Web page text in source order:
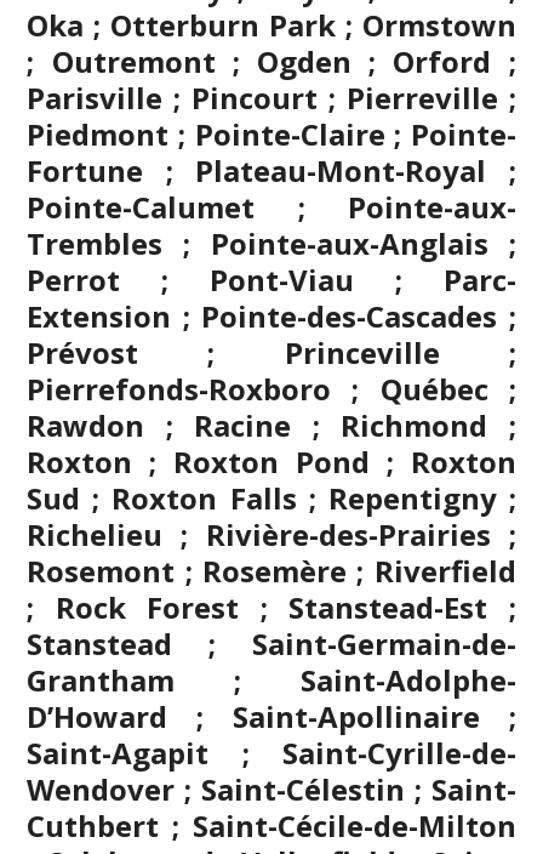
Oka ; Otterburn Park ; Ormstown
; Outremont ; Ogden ; Orford ;
Parisville ; Pincourt ; Pierreville ;
Piedmont ; Pointe-Claire ; Pointe-
Fortune ; Plateau-Mont-Royal ;
Pointe-Calumet ; Pointe-aux-
Trembles ; Pointe-aux-Anglais ;
Perrot ; Pont-Viau ; Parc-
Extension ; Pointe-des-Cascades ;
Prévost ; Princeville ;
Pierrefonds-Roxboro ; Québec ;
Rawdon ; Racine ; Richmond ;
Roxton ; Roxton Pond ; Roxton
Sud ; Roxton Falls ; Repentigny ;
Richelieu ; Rivière-des-Prairies ;
Rosemont ; Rosemère ; Riverfield
; Rock Forest ; Stanstead-Est ;
Stanstead ; Saint-Germain-de-
Grantham ; Saint-Adolphe-
D’Howard ; Saint-Apollinaire ;
Saint-Agapit ; Saint-Cyrille-de-
Wendover ; Saint-Célestin ; Saint-
Cuthbert ; Saint-Cécile-de-Milton